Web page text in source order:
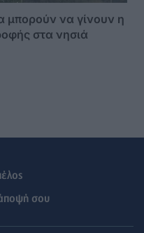
μπορούν να γίνουν η
στα νησιά
σου